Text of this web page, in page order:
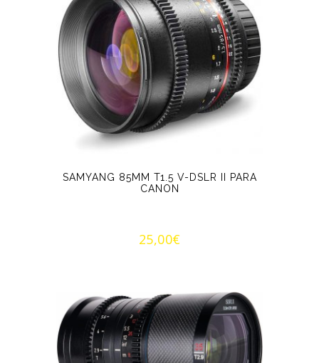
cantidad
SAMYANG 85MM T1.5 V-DSLR II PARA
CANON
25,00€